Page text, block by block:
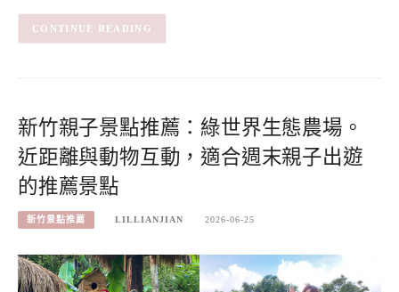
CONTINUE READING
新竹親子景點推薦：綠世界生態農場。
近距離與動物互動，適合週末親子出遊
的推薦景點
新竹景點推薦 LILLIANJIAN 2026-06-25